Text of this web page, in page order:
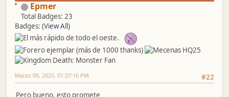
Epmer
Total Badges: 23
Badges: (View All)
#22
Marzo 09, 2025, 01:37:16 PM
Pero bueno, esto promete